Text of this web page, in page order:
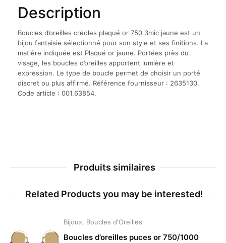
Description
Boucles d’oreilles créoles plaqué or 750 3mic jaune est un
bijou fantaisie sélectionné pour son style et ses finitions. La
matière indiquée est Plaqué or jaune. Portées près du
visage, les boucles d’oreilles apportent lumière et
expression. Le type de boucle permet de choisir un porté
discret ou plus affirmé. Référence fournisseur : 2635130.
Code article : 001.63854.
Produits similaires
Related Products you may be interested!
Bijoux Boucles d'Oreilles
Boucles d’oreilles puces or 750/1000